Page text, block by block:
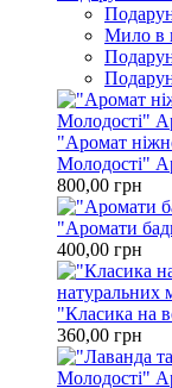
Мило в
"Аромат
Молодості"
800,00 грн
"Аромати
400,00 грн
"Класика на
360,00 грн